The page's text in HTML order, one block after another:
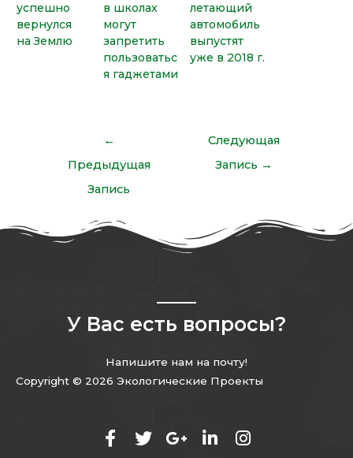
успешно
вернулся
на Землю
в школах
могут
запретить
пользоватьс
я гаджетами
летающий
автомобиль
выпустят
уже в 2018 г.
←
Предыдущая
Запись
Следующая
Запись →
У Вас есть вопросы?
Напишите нам на почту!
Copyright © 2026 Экологические Проекты